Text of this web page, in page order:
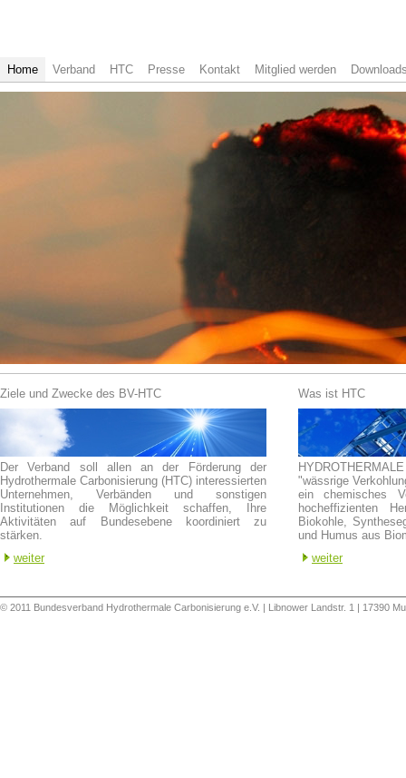
Home Verband HTC Presse Kontakt Mitglied werden
Ziele und Zwecke des BV-HTC
Der Verband soll allen an der Förderung der
Hydrothermale Carbonisierung (HTC) interessierten
Unternehmen, Verbänden und sonstigen
Institutionen die Möglichkeit schaffen, Ihre
Aktivitäten auf Bundesebene koordiniert zu
stärken.
weiter
Was ist HTC
"wässrige
ein chemisches
hocheffizienten
Biokohle,
und Humus aus
weiter
© 2011 Bundesverband Hydrothermale Carbonisierung e.V. | Libnower Landstr. 1 | 17390